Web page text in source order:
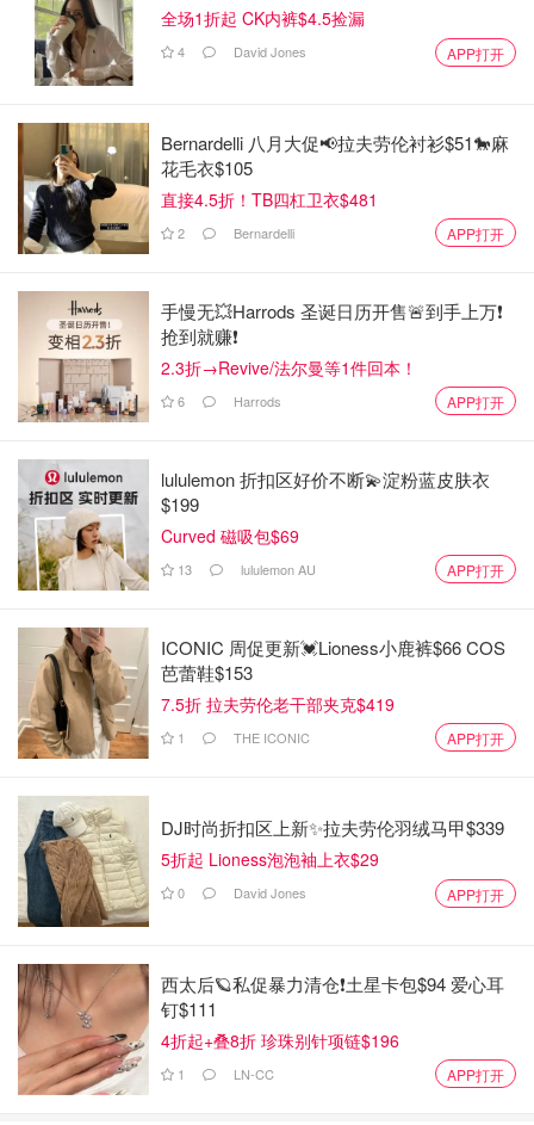
全场1折起 CK内裤$4.5捡漏
4 David Jones APP打开
Bernardelli 八月大促📢拉夫劳伦衬衫$51🐎麻
花毛衣$105
直接4.5折！TB四杠卫衣$481
2 Bernardelli APP打开
手慢无💥Harrods 圣诞日历开售🚨到手上万❗️
抢到就赚❗️
2.3折→Revive/法尔曼等1件回本！
6 Harrods APP打开
lululemon 折扣区好价不断💫淀粉蓝皮肤衣
$199
Curved 磁吸包$69
13 lululemon AU APP打开
ICONIC 周促更新💓Lioness小鹿裤$66 COS
芭蕾鞋$153
7.5折 拉夫劳伦老干部夹克$419
1 THE ICONIC APP打开
DJ时尚折扣区上新✨拉夫劳伦羽绒马甲$339
5折起 Lioness泡泡袖上衣$29
0 David Jones APP打开
西太后🪐私促暴力清仓❗土星卡包$94 爱心耳
钉$111
4折起+叠8折 珍珠别针项链$196
1 LN-CC APP打开